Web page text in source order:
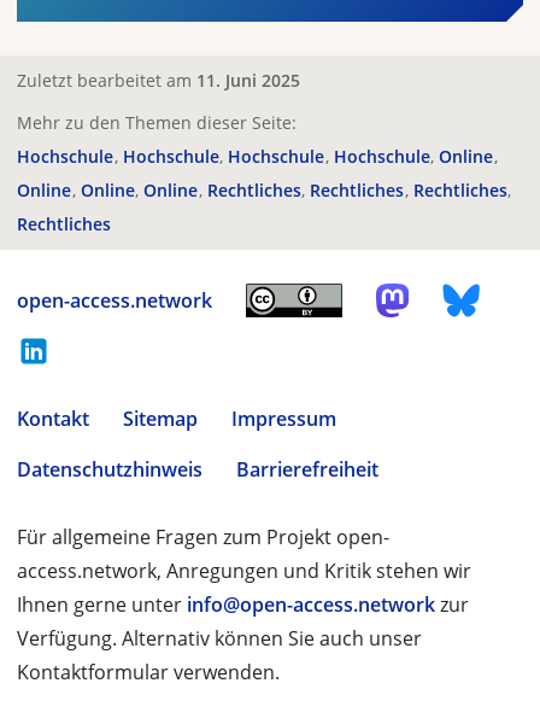
Zuletzt bearbeitet am 11. Juni 2025
Mehr zu den Themen dieser Seite:
Hochschule Hochschule Hochschule Hochschule Online
Online Online Online Rechtliches Rechtliches Rechtliches
Rechtliches
open-access.network
Kontakt Sitemap
Impressum
Datenschutzhinweis
Barrierefreiheit
Für allgemeine Fragen zum Projekt open-
access.network, Anregungen und Kritik stehen wir
Ihnen gerne unter info@open-access.networkzur
Verfügung. Alternativ können Sie auch unser
Kontaktformular verwenden.